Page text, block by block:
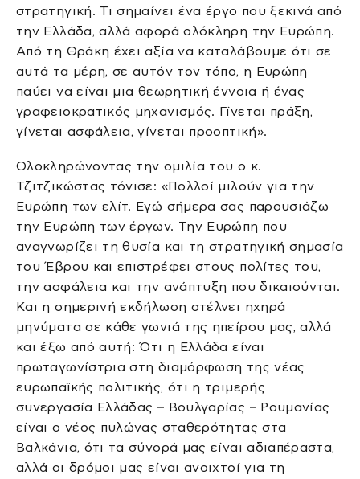
στρατηγική. Τι σημαίνει ένα έργο που ξεκινά από
την Ελλάδα, αλλά αφορά ολόκληρη την Ευρώπη.
Από τη Θράκη έχει αξία να καταλάβουμε ότι σε
αυτά τα μέρη, σε αυτόν τον τόπο, η Ευρώπη
παύει να είναι μια θεωρητική έννοια ή ένας
γραφειοκρατικός μηχανισμός. Γίνεται πράξη,
γίνεται ασφάλεια, γίνεται προοπτική».
Ολοκληρώνοντας την ομιλία του ο κ.
Τζιτζικώστας τόνισε: «Πολλοί μιλούν για την
Ευρώπη των ελίτ. Εγώ σήμερα σας παρουσιάζω
την Ευρώπη των έργων. Την Ευρώπη που
αναγνωρίζει τη θυσία και τη στρατηγική σημασία
του Έβρου και επιστρέφει στους πολίτες του,
την ασφάλεια και την ανάπτυξη που δικαιούνται.
Και η σημερινή εκδήλωση στέλνει ηχηρά
μηνύματα σε κάθε γωνιά της ηπείρου μας, αλλά
και έξω από αυτή: Ότι η Ελλάδα είναι
πρωταγωνίστρια στη διαμόρφωση της νέας
ευρωπαϊκής πολιτικής, ότι η τριμερής
συνεργασία Ελλάδας – Βουλγαρίας – Ρουμανίας
είναι ο νέος πυλώνας σταθερότητας στα
Βαλκάνια, ότι τα σύνορά μας είναι αδιαπέραστα,
αλλά οι δρόμοι μας είναι ανοιχτοί για τη